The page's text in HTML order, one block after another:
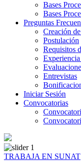
Bases
Bases
Preguntas
Creación
Postulación
Requisitos
Entrevistas
Iniciar Sesión
Convocatorias
TRABAJA EN SUNAT